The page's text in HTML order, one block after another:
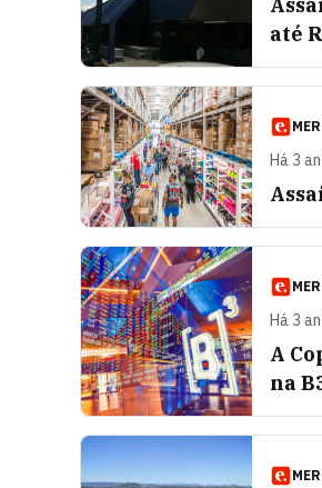
até
Há 3
Há 3
A
na